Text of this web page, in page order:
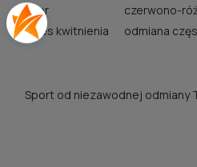
Kolor
czerwono-
Okres kwitnienia
odmiana
Sport od niezawodnej odmiany